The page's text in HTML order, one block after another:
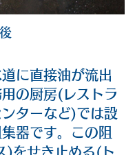
に直接油が流出
の厨房(レストラ
ターなど)では設
器です。この阻
)をせき止める(ト